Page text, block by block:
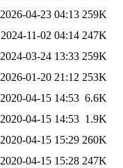
2026-04-23 04:13 259K
2024-11-02 04:14 247K
2024-03-24 13:33 259K
2026-01-20 21:12 253K
2020-04-15 14:53 6.6K
2020-04-15 14:53 1.9K
2020-04-15 15:29 260K
2020-04-15 15:28 247K